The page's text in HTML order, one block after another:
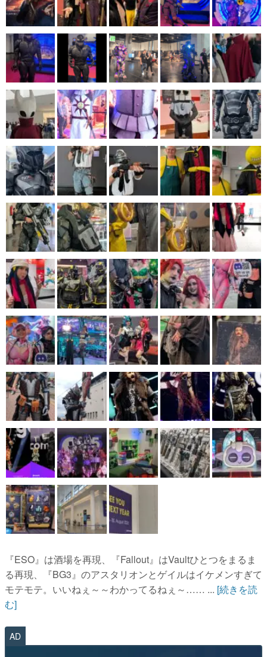
『ESO』は酒場を再現、『Fallout』はVaultひとつをまるま
る再現、『BG3』のアスタリオンとゲイルはイケメンすぎて
モテモテ。いいねぇ～～わかってるねぇ～…… ... [続きを読
む]
AD